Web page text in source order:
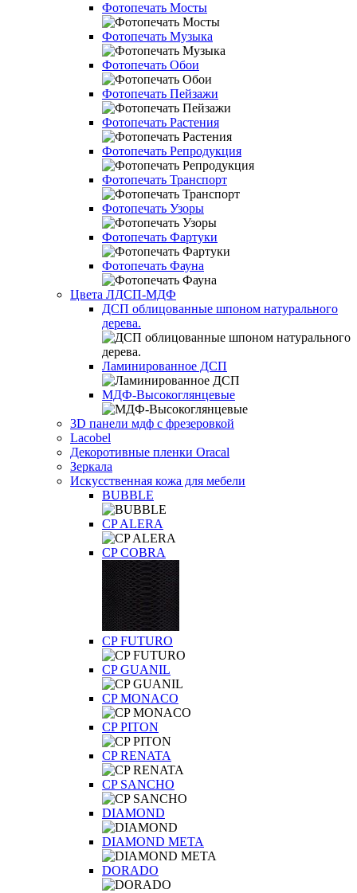
Фотопечать Мосты
Фотопечать Музыка
Фотопечать Обои
Фотопечать Пейзажи
Фотопечать Растения
Фотопечать Репродукция
Фотопечать Транспорт
Фотопечать Узоры
Фотопечать Фартуки
Фотопечать Фауна
Цвета ЛДСП-МДФ
ДСП облицованные шпоном натурального
дерева.
Ламинированное ДСП
МДФ-Высокоглянцевые
3D панели мдф с фрезеровкой
Lacobel
Декоротивные пленки Oracal
Зеркала
Искусственная кожа для мебели
BUBBLE
CP ALERA
CP COBRA
CP FUTURO
CP GUANIL
CP MONACO
CP PITON
CP RENATA
CP SANCHO
DIAMOND
DIAMOND META
DORADO